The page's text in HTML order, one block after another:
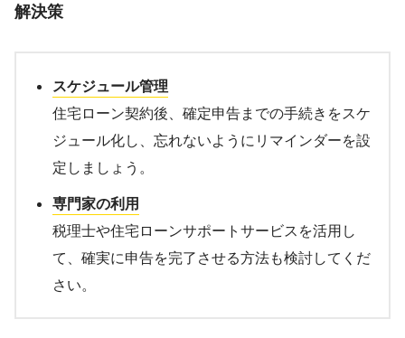
解決策
スケジュール管理
住宅ローン契約後、確定申告までの手続きをスケ
ジュール化し、忘れないようにリマインダーを設
定しましょう。
専門家の利用
税理士や住宅ローンサポートサービスを活用し
て、確実に申告を完了させる方法も検討してくだ
さい。